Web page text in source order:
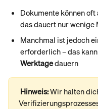
Dokumente können oft
das dauert nur wenige
Manchmal ist jedoch
erforderlich – das
Werktage dauern
Hinweis: Wir halten